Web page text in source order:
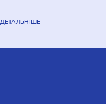
ДЕТАЛЬНІШЕ